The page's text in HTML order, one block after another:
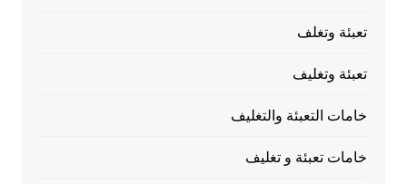
تعبئة وتغلف
تعبئة وتغليف
خامات التعبئة والتغليف
خامات تعبئة و تغليف